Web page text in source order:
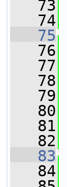
   73
   74
   75
   76
   77
   78
   79
   80
   81
   82
   83
   84